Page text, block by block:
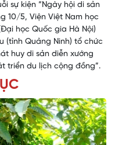
sự kiện “Ngày hội di sản
10/5, Viện Việt Nam học
học Quốc gia Hà Nội)
(tỉnh Quảng Ninh) tổ chức
huy di sản diễn xướng
triển du lịch cộng đồng”.